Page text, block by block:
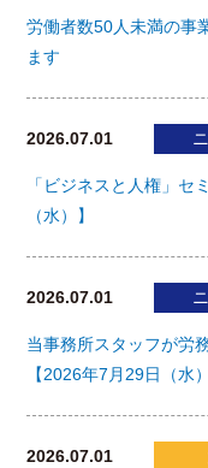
労働者数50人未満の事
ます
2026.07.01
「ビジネスと人権」セ
（水）】
2026.07.01
当事務所スタッフが労
【2026年7月29日（水）
2026.07.01